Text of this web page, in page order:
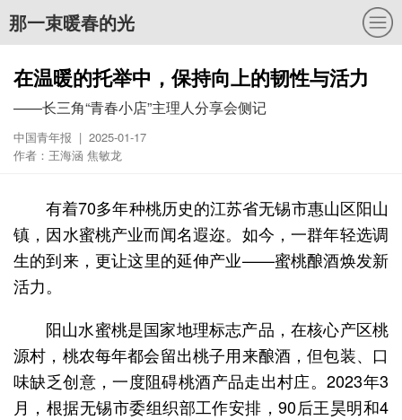
那一束暖春的光
在温暖的托举中，保持向上的韧性与活力
——长三角“青春小店”主理人分享会侧记
中国青年报 | 2025-01-17
作者：王海涵 焦敏龙
有着70多年种桃历史的江苏省无锡市惠山区阳山
镇，因水蜜桃产业而闻名遐迩。如今，一群年轻选调
生的到来，更让这里的延伸产业——蜜桃酿酒焕发新
活力。
阳山水蜜桃是国家地理标志产品，在核心产区桃
源村，桃农每年都会留出桃子用来酿酒，但包装、口
味缺乏创意，一度阻碍桃酒产品走出村庄。2023年3
月，根据无锡市委组织部工作安排，90后王昊明和4